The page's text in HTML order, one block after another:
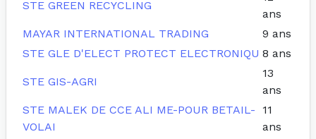
STE GREEN RECYCLING
ans
MAYAR INTERNATIONAL TRADING
9 ans
STE GLE D'ELECT PROTECT ELECTRONIQU 8 ans
STE GIS-AGRI
13
ans
STE MALEK DE CCE ALI ME-POUR BETAIL-
VOLAI
11
ans